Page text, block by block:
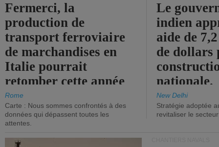
Fermerci, la
production de
transport ferroviaire
de marchandises en
Italie pourrait
retomber cette année
aux niveaux de 2015.
Rome
Carte : Nous sommes confrontés à des
données qui dépassent toutes les
attentes.
Le
indien
aide de
de dollars
nationale.
New Delhi
Stratégie adoptée
revitaliser le secteur